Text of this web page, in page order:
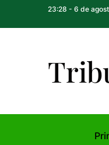
23:28 - 6 de